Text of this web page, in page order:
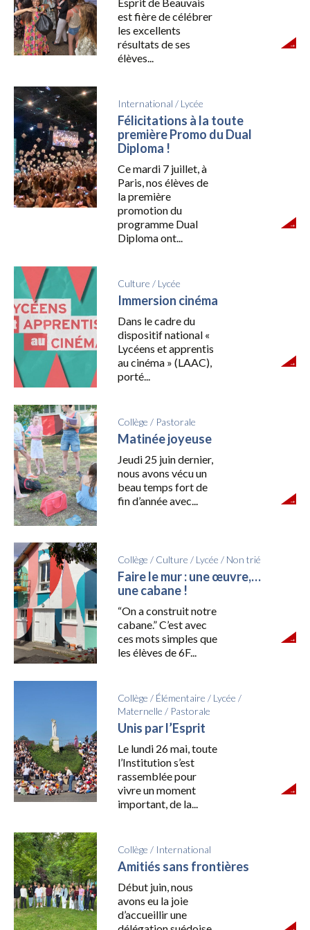
est fière de célébrer
les excellents
résultats de ses
élèves...
International / Lycée
Félicitations à la toute
première Promo du Dual
Diploma !
Ce mardi 7 juillet, à
Paris, nos élèves de
la première
promotion du
programme Dual
Diploma ont...
Culture / Lycée
Immersion cinéma
Dans le cadre du
dispositif national «
Lycéens et apprentis
au cinéma » (LAAC),
porté...
Collège / Pastorale
Matinée joyeuse
Jeudi 25 juin dernier,
nous avons vécu un
beau temps fort de
fin d’année avec...
Collège / Culture / Lycée / Non trié
Faire le mur : une œuvre,…
une cabane !
“On a construit notre
cabane.” C’est avec
ces mots simples que
les élèves de 6F...
Collège / Élémentaire / Lycée /
Maternelle / Pastorale
Unis par l’Esprit
Le lundi 26 mai, toute
l’Institution s’est
rassemblée pour
vivre un moment
important, de la...
Collège / International
Amitiés sans frontières
Début juin, nous
avons eu la joie
d’accueillir une